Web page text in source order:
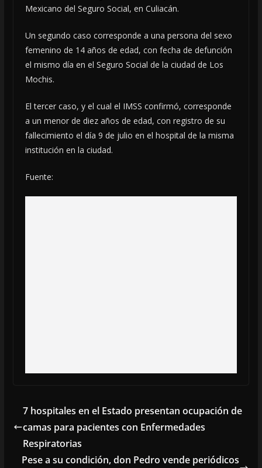
Mexicano del Seguro Social, en Culiacán.
Un segundo caso corresponde a una persona del sexo
femenino de 14 años de edad, con fecha de defunción
el mismo día en el Seguro Social de la ciudad de Los
Mochis.
El tercer caso, y el cual el IMSS confirmó, corresponde
a un menor de diez años de edad, con registro de su
fallecimiento el día 9 de julio en el hospital de la misma
institución en la ciudad.
Fuente:
7 hospitales en el Estado presentan ocupación de
camas para pacientes con Enfermedades
Respiratorias
Pese a su condición, don Pedro vende periódicos